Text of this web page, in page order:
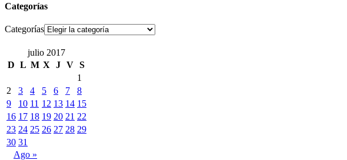
Categorías
Categorías
julio 2017
D L M X J V S
1
2
3 4 5 6 7
8
9
10 11 12 13 14 15
16 17 18 19 20 21 22
23 24 25 26 27 28 29
30 31
Ago »